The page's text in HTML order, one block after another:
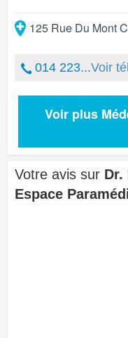
125 Rue Du Mont
014 223...Voir
Voir plus
Votre avis sur Dr.
Espace